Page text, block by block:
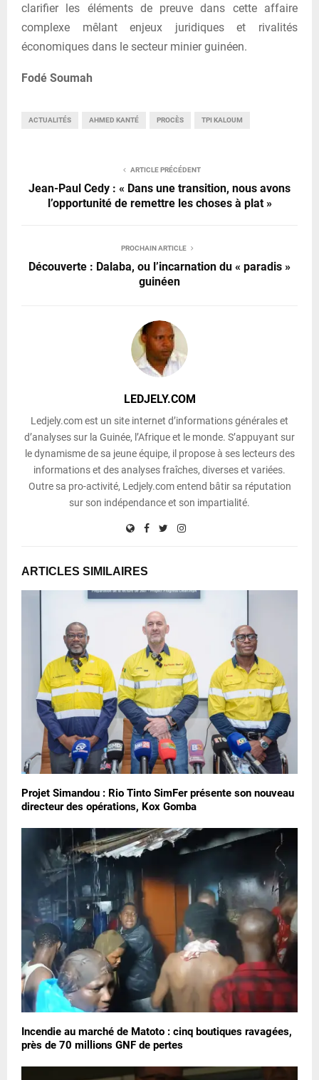
clarifier les éléments de preuve dans cette affaire
complexe mêlant enjeux juridiques et rivalités
économiques dans le secteur minier guinéen.
Fodé Soumah
ACTUALITÉS AHMED KANTÉ PROCÈS TPI KALOUM
ARTICLE PRÉCÉDENT
Jean-Paul Cedy : « Dans une transition, nous avons
l’opportunité de remettre les choses à plat »
PROCHAIN ARTICLE
Découverte : Dalaba, ou l’incarnation du « paradis »
guinéen
LEDJELY.COM
Ledjely.com est un site internet d’informations générales et
d’analyses sur la Guinée, l’Afrique et le monde. S’appuyant sur
le dynamisme de sa jeune équipe, il propose à ses lecteurs des
informations et des analyses fraîches, diverses et variées.
Outre sa pro-activité, Ledjely.com entend bâtir sa réputation
sur son indépendance et son impartialité.
ARTICLES SIMILAIRES
Projet Simandou : Rio Tinto SimFer présente son nouveau
directeur des opérations, Kox Gomba
Incendie au marché de Matoto : cinq boutiques ravagées,
près de 70 millions GNF de pertes